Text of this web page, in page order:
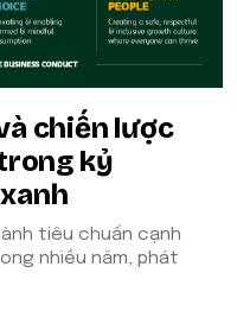
chiến lược
kỷ
tiêu chuẩn cạnh
nhiều năm, phát